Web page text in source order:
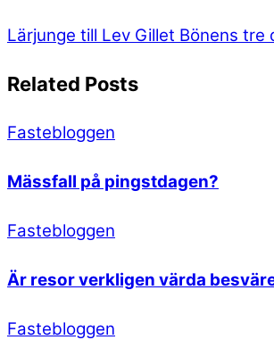
Lärjunge till Lev Gillet Bönens tre
Related Posts
Fastebloggen
Mässfall på pingstdagen?
Fastebloggen
Är resor verkligen värda
Fastebloggen